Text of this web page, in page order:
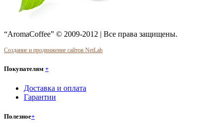
“AromaCoffee” © 2009-2012 | Все права защищены.
Создание и продвижение сайтов NetLab
Покупателям +
Доставка и оплата
Гарантии
Полезное+